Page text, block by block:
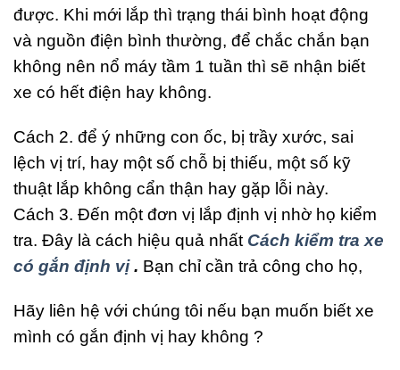
được. Khi mới lắp thì trạng thái bình hoạt động
và nguồn điện bình thường, để chắc chắn bạn
không nên nổ máy tầm 1 tuần thì sẽ nhận biết
xe có hết điện hay không.
Cách 2. để ý những con ốc, bị trầy xước, sai
lệch vị trí, hay một số chỗ bị thiếu, một số kỹ
thuật lắp không cẩn thận hay gặp lỗi này.
Cách 3. Đến một đơn vị lắp định vị nhờ họ kiểm
tra. Đây là cách hiệu quả nhất Cách kiểm tra xe
có gắn định vị. Bạn chỉ cần trả công cho họ,
Hãy liên hệ với chúng tôi nếu bạn muốn biết xe
mình có gắn định vị hay không ?